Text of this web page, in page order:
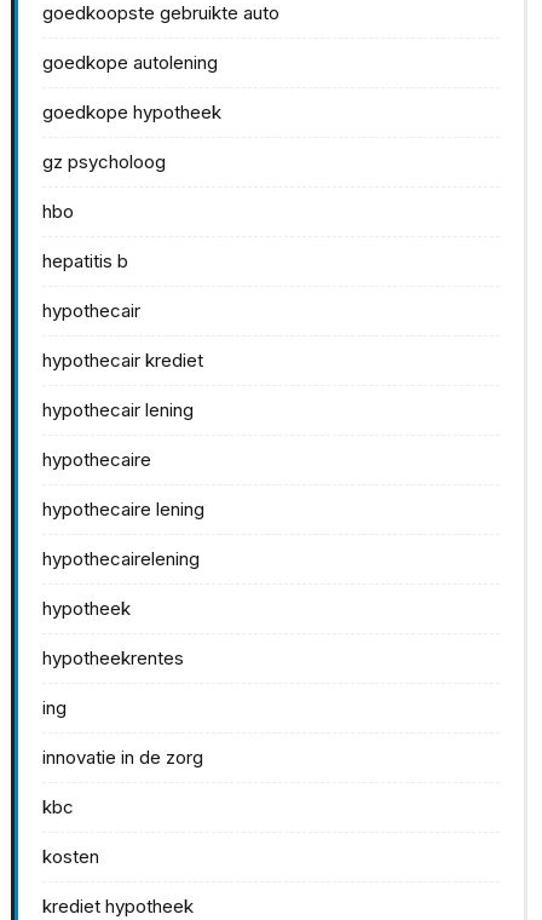
goedkoopste gebruikte auto
goedkope autolening
goedkope hypotheek
gz psycholoog
hbo
hepatitis b
hypothecair
hypothecair krediet
hypothecair lening
hypothecaire
hypothecaire lening
hypothecairelening
hypotheek
hypotheekrentes
ing
innovatie in de zorg
kbc
kosten
krediet hypotheek